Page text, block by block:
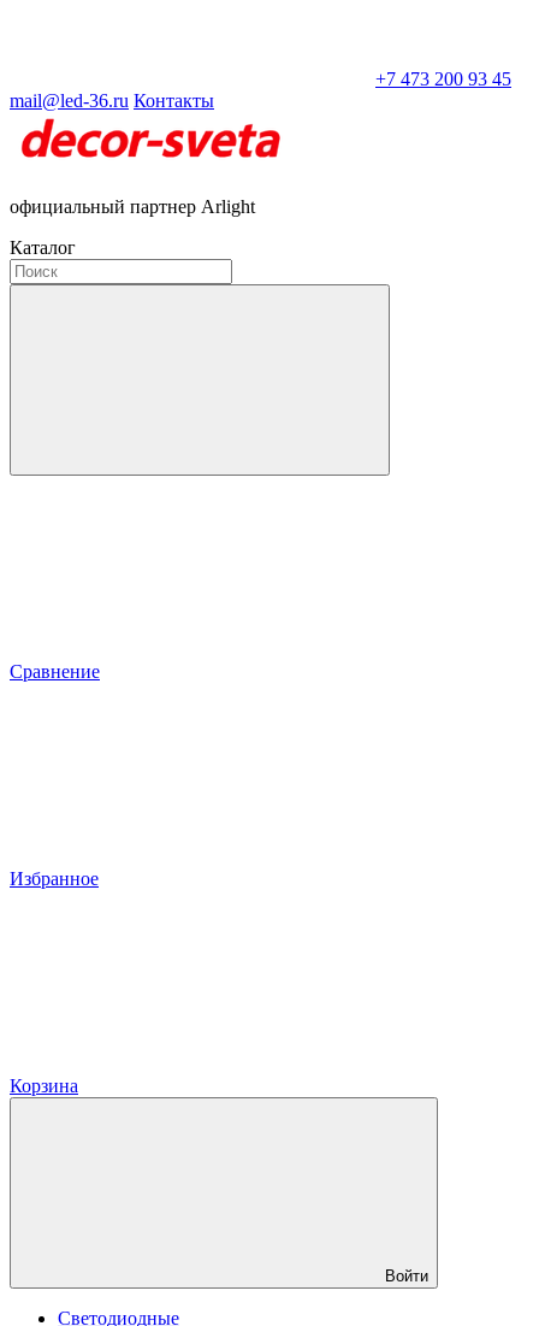
+7 473 200 93 45
mail@led-36.ru Контакты
официальный партнер Arlight
Каталог
Сравнение
Избранное
Корзина
Войти
Светодиодные